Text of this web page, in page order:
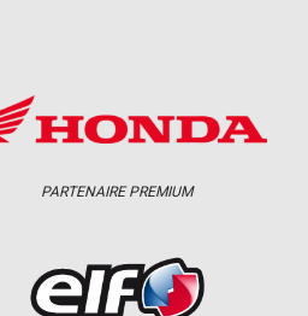
PARTENAIRE PREMIUM